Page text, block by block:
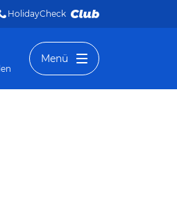
HolidayCheck
Menü